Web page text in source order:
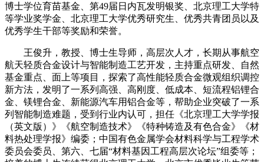
博士学位育苗基金、第49届日内瓦发明银奖、北京理工大学特
等学业奖学金、北京理工大学优秀研究生、优秀共青团员以及
优秀学生干部等奖励和荣誉。
王俊升，教授、博士生导师，高层次人才，长期从事航空
航天轻质合金设计与智能制造工艺开发，主持重点研发、自然
基金重点、面上等项目，探索了高性能轻质合金微观组织调控
新方法，发明了一系列高强、高刚度、低成本、短流程铝锂合
金、镁锂合金、新能源汽车用铝合金等，帮助企业突破了一系
列智能制造难题，受到行业内认可，担任《北京理工大学学报
（英文版）》《航空制造技术》《特种铸造及有色合金》《材
料热处理学报》编委；中国有色金属学会材料科学与工程学术
委员会委员、第六、七届“材料基因工程高层次论坛”组委等；